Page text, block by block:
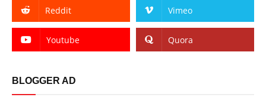
Reddit Vimeo
Youtube Quora
BLOGGER AD